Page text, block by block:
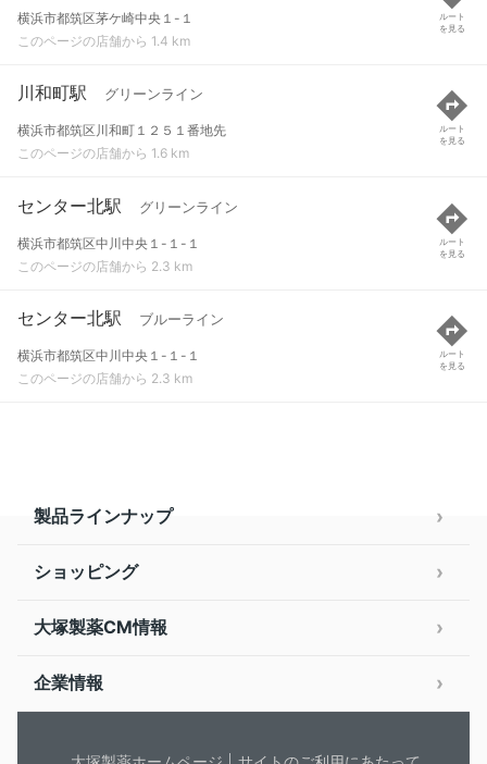
横浜市都筑区茅ケ崎中央１-１
このページの店舗から 1.4 km
ルート
を見る
川和町駅 グリーンライン
横浜市都筑区川和町１２５１番地先
このページの店舗から 1.6 km
ルート
を見る
センター北駅 グリーンライン
横浜市都筑区中川中央１-１-１
このページの店舗から 2.3 km
ルート
を見る
センター北駅 ブルーライン
横浜市都筑区中川中央１-１-１
このページの店舗から 2.3 km
ルート
を見る
製品ラインナップ
ショッピング
大塚製薬CM情報
企業情報